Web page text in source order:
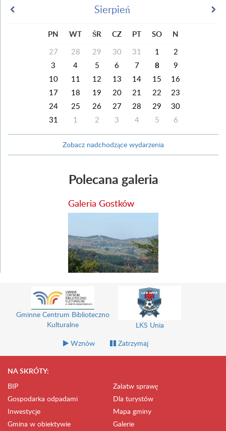
Sierpień
PN WT ŚR CZ PT SO N
27 28 29 30 31 1
2
3
4 5 6 7 8
9
10
11 12 13 14 15
16
17
18 19 20 21 22
23
24
25 26 27 28 29
30
31
1 2 3 4 5 6
Zobacz nadchodzące wydarzenia
Polecana galeria
Galeria Gostków
Gminne Centrum Biblioteczno
Kulturalne
LKS Unia
Wznów
Zatrzymaj
NA SKRÓTY:
BIP
Załatw sprawę
Gospodarka odpadami
Dla turystów
Inwestycje
Mapa gminy
Gmina w obiektywie
Galerie